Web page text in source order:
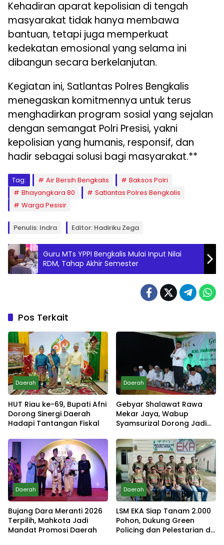
Kehadiran aparat kepolisian di tengah
masyarakat tidak hanya membawa
bantuan, tetapi juga memperkuat
kedekatan emosional yang selama ini
dibangun secara berkelanjutan.
Kegiatan ini, Satlantas Polres Bengkalis
menegaskan komitmennya untuk terus
menghadirkan program sosial yang sejalan
dengan semangat Polri Presisi, yakni
kepolisian yang humanis, responsif, dan
hadir sebagai solusi bagi masyarakat.**
Tag: Air Bersih Bengkalis
Baksos Polri
Bhayangkara 80
Satlantas Polres Bengkalis
Warga Pesisir
Penulis: Indra Editor: Hadiriku Zega
Guru MTs YPPI Bengkalis Mulai Input Nilai
RDM, Tahap Akhir Semester
Pos Terkait
Daerah
HUT Riau ke-69, Bupati Afni
Dorong Sinergi Daerah
Hadapi Tantangan Fiskal
Daerah
Gebyar Shalawat Rawa
Mekar Jaya, Wabup
Syamsurizal Dorong Jadi
Daerah
Bujang Dara Meranti 2026
Terpilih, Mahkota Jadi
Mandat Promosi Daerah
Daerah
LSM EKA Siap Tanam 2.000
Pohon, Dukung Green
Policing dan Pelestarian di